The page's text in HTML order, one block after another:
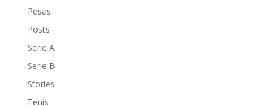
Pesas
Posts
Serie A
Serie B
Stories
Tenis